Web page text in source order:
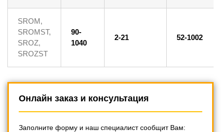
SROM,
SROMST,
SROZ,
SROZST
90-
1040
2-21 52-1002
Онлайн заказ и консультация
Заполните форму и наш специалист сообщит Вам: